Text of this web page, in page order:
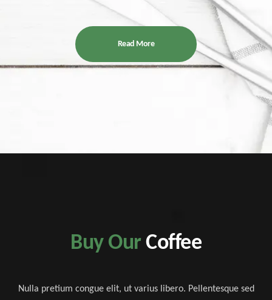
Read More
Buy Our Coffee
Nulla pretium congue elit, ut varius libero. Pellentesque sed